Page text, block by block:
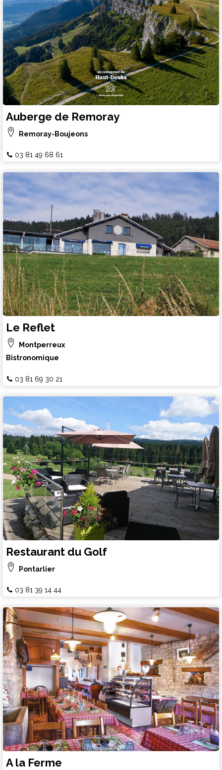
Auberge de Remoray
Remoray-Boujeons
03 81 49 68 61
Le Reflet
Montperreux
Bistronomique
03 81 69 30 21
Restaurant du Golf
Pontarlier
03 81 39 14 44
A la Ferme